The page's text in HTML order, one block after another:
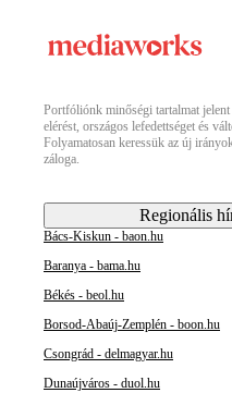
Portfóliónk minőségi tartalmat
elérést, országos lefedettséget és
Folyamatosan keressük az új
záloga.
Regionális
Bács-Kiskun - baon.hu
Baranya - bama.hu
Békés - beol.hu
Borsod-Abaúj-Zemplén - boon.hu
Csongrád - delmagyar.hu
Dunaújváros - duol.hu